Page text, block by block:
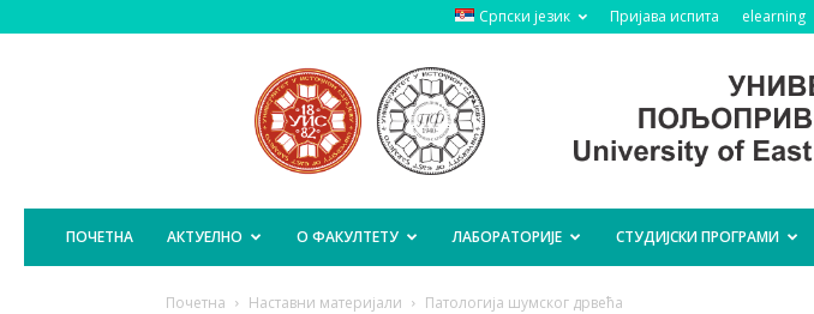
Српски језик Пријава испита elearning
Пољопривредни
Факултет
Источно
Сарајево
ПОЧЕТНА АКТУЕЛНО О ФАКУЛТЕТУ ЛАБОРАТОРИЈЕ СТУДИЈСКИ ПРОГРАМИ
Почетна Наставни материјали Патологија шумског дрвећа